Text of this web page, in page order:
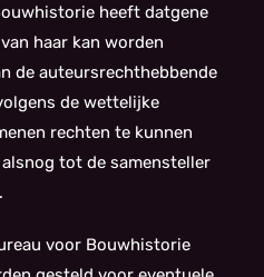
heeft datgene
haar kan worden
de auteursrechthebbende
de wettelijke
rechten te kunnen
tot de samensteller
voor Bouwhistorie